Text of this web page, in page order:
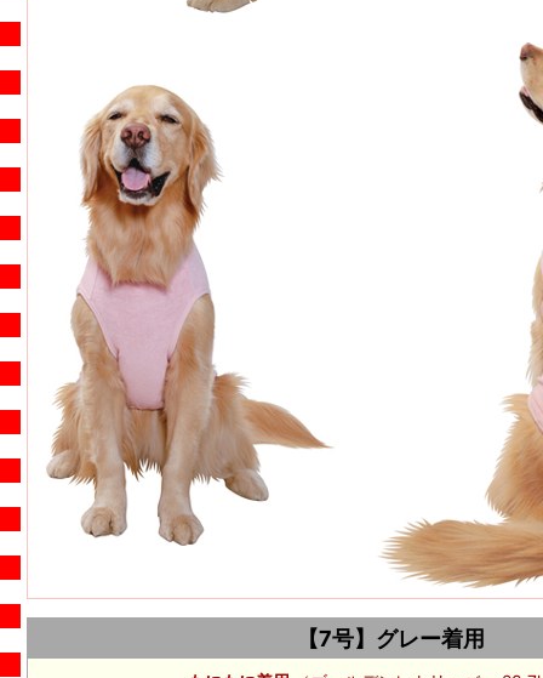
【7号】グレー着用